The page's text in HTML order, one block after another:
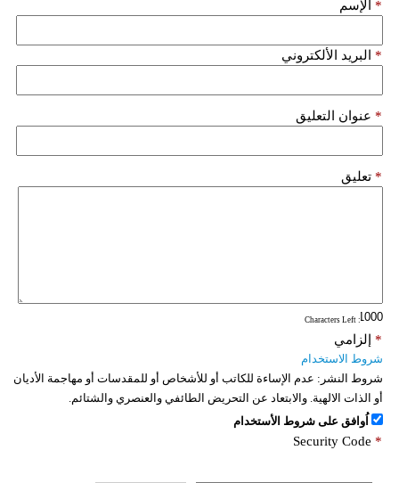
الإسم *
البريد الألكتروني *
عنوان التعليق *
تعليق *
: Characters Left
إلزامي *
شروط الاستخدام
شروط النشر: عدم الإساءة للكاتب أو للأشخاص أو للمقدسات أو مهاجمة الأديان
أو الذات الالهية. والابتعاد عن التحريض الطائفي والعنصري والشتائم.
اُوافق على شروط الأستخدام
Security Code *